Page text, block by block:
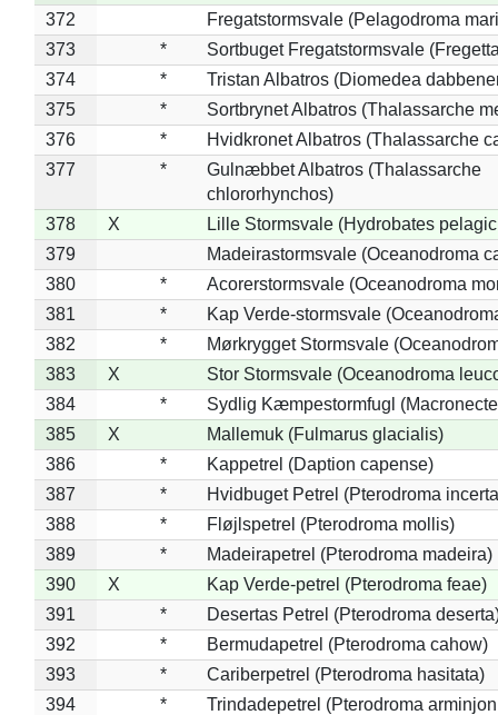
372
Fregatstormsvale (Pelagodroma
373
*
Sortbuget Fregatstormsvale
374
*
Tristan Albatros (Diomedea
375
*
Sortbrynet Albatros (Thalassarche
376
*
Hvidkronet Albatros (Thalassarche
377
*
Gulnæbbet Albatros (Thalassarche
chlororhynchos)
378
X
Lille Stormsvale (Hydrobates
379
Madeirastormsvale (Oceanodroma
380
*
Acorerstormsvale (Oceanodroma
381
*
Kap Verde-stormsvale
382
*
Mørkrygget Stormsvale
383
X
Stor Stormsvale (Oceanodroma
384
*
Sydlig Kæmpestormfugl
385
X
Mallemuk (Fulmarus glacialis)
386
*
Kappetrel (Daption capense)
387
*
Hvidbuget Petrel (Pterodroma
388
*
Fløjlspetrel (Pterodroma mollis)
389
*
Madeirapetrel (Pterodroma madeira)
390
X
Kap Verde-petrel (Pterodroma feae)
391
*
Desertas Petrel (Pterodroma
392
*
Bermudapetrel (Pterodroma cahow)
393
*
Cariberpetrel (Pterodroma hasitata)
394
*
Trindadepetrel (Pterodroma